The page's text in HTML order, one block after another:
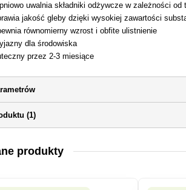
uwalnia składniki odżywcze w zależności
jakość gleby dzięki wysokiej zawartości
równomierny wzrost i obfite ulistnienie
dla środowiska
przez 2-3 miesiące
(1)
produkty